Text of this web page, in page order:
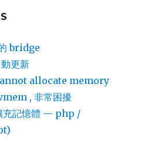
bridge
更新
allocate memory
, 非常困擾
記憶體 — php /